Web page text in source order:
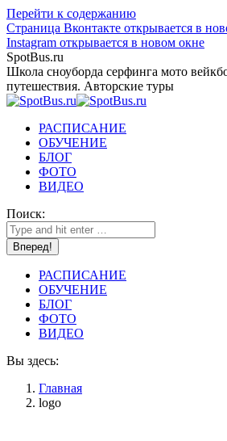
Перейти к содержанию
Страница Вконтакте открывается в
Instagram открывается в новом окне
SpotBus.ru
Школа сноуборда серфинга мото
путешествия. Авторские туры
РАСПИСАНИЕ
ОБУЧЕНИЕ
БЛОГ
ФОТО
ВИДЕО
Поиск:
РАСПИСАНИЕ
ОБУЧЕНИЕ
БЛОГ
ФОТО
ВИДЕО
Вы здесь:
Главная
logo